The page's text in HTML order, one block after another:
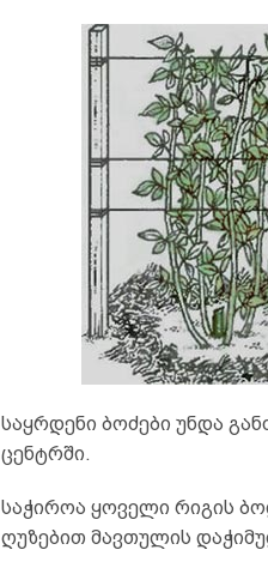
საყრდენი ბოძები უნდა
ცენტრში.
საჭიროა ყოველი რიგის
ღუზებით მავთულის